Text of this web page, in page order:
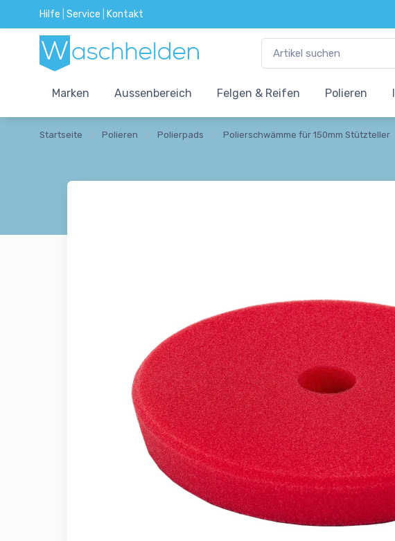
Hilfe Service Kontakt
Marken Aussenbereich Felgen & Reifen Polieren
Startseite Polieren Polierpads Polierschwämme für 150mm Stützteller